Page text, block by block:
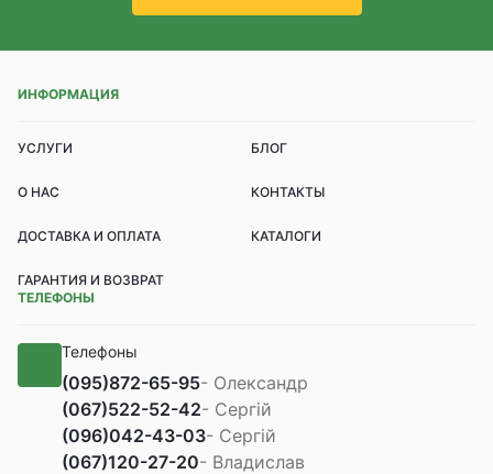
ИНФОРМАЦИЯ
УСЛУГИ БЛОГ
О НАС КОНТАКТЫ
ДОСТАВКА И ОПЛАТА КАТАЛОГИ
ГАРАНТИЯ И ВОЗВРАТ
ТЕЛЕФОНЫ
Телефоны
(095)872-65-95- Олександр
(067)522-52-42- Сергій
(096)042-43-03- Сергій
(067)120-27-20- Владислав